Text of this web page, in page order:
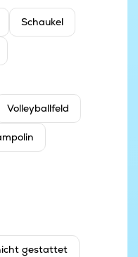
Schaukel
Volleyballfeld
gestattet